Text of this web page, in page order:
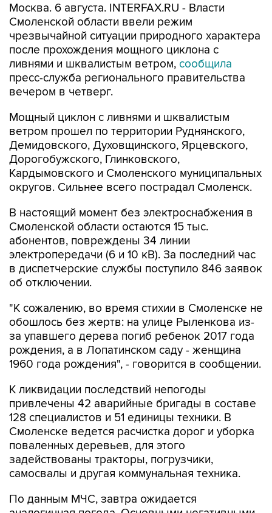
Москва. 6 августа. INTERFAX.RU - Власти
Смоленской области ввели режим
чрезвычайной ситуации природного характера
после прохождения мощного циклона с
ливнями и шквалистым ветром, сообщила
пресс-служба регионального правительства
вечером в четверг.
Мощный циклон с ливнями и шквалистым
ветром прошел по территории Руднянского,
Демидовского, Духовщинского, Ярцевского,
Дорогобужского, Глинковского,
Кардымовского и Смоленского муниципальных
округов. Сильнее всего пострадал Смоленск.
В настоящий момент без электроснабжения в
Смоленской области остаются 15 тыс.
абонентов, повреждены 34 линии
электропередачи (6 и 10 кВ). За последний час
в диспетчерские службы поступило 846 заявок
об отключении.
"К сожалению, во время стихии в Смоленске не
обошлось без жертв: на улице Рыленкова из-
за упавшего дерева погиб ребенок 2017 года
рождения, а в Лопатинском саду - женщина
1960 года рождения", - говорится в сообщении.
К ликвидации последствий непогоды
привлечены 42 аварийные бригады в составе
128 специалистов и 51 единицы техники. В
Смоленске ведется расчистка дорог и уборка
поваленных деревьев, для этого
задействованы тракторы, погрузчики,
самосвалы и другая коммунальная техника.
По данным МЧС, завтра ожидается